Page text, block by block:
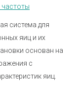
частоты
система для
яиц и их
основан на
с
яиц.